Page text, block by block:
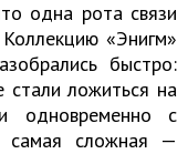
одна рота связи
«Энигм»
быстро:
ложиться на
одновременно с
самая сложная —